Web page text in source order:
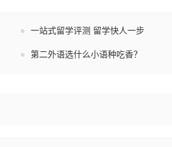
一站式留学评测 留学快人一步
第二外语选什么小语种吃香？